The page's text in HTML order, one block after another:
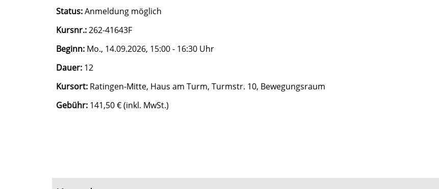
Status: Anmeldung möglich
Kursnr.:262-41643F
Beginn: Mo., 14.09.2026, 15:00 - 16:30 Uhr
Dauer:12
Kursort:Ratingen-Mitte, Haus am Turm, Turmstr. 10, Bewegungsraum
Gebühr:141,50 € (inkl. MwSt.)